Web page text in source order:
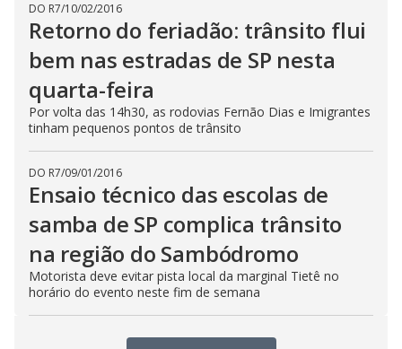
DO R7/10/02/2016
Retorno do feriadão: trânsito flui
bem nas estradas de SP nesta
quarta-feira
Por volta das 14h30, as rodovias Fernão Dias e Imigrantes
tinham pequenos pontos de trânsito
DO R7/09/01/2016
Ensaio técnico das escolas de
samba de SP complica trânsito
na região do Sambódromo
Motorista deve evitar pista local da marginal Tietê no
horário do evento neste fim de semana